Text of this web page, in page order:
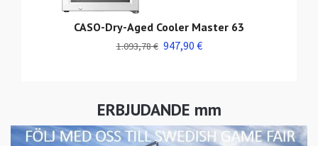
ERBJUDANDE mm
CASO-Dry-Aged Cooler Master 63
1.093,78 € 947,90 €